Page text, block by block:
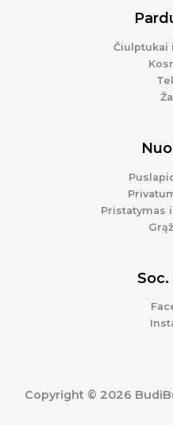
Čiulptukai
Pristatymas
Copyright © 2026